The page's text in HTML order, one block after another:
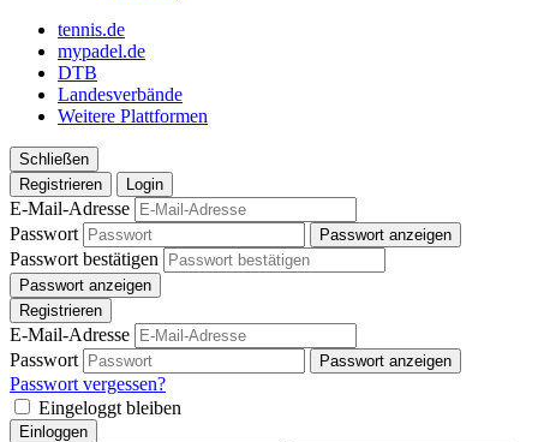
tennis.de
mypadel.de
DTB
Landesverbände
Weitere Plattformen
Schließen
Registrieren
Login
E-Mail-Adresse
Passwort
Passwort anzeigen
Passwort bestätigen
Passwort anzeigen
Registrieren
E-Mail-Adresse
Passwort
Passwort anzeigen
Passwort vergessen?
Eingeloggt bleiben
Einloggen